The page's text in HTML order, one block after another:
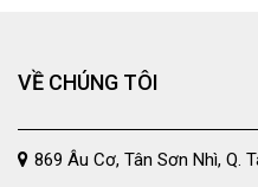
VỀ CHÚNG TÔI
869 Âu Cơ, Tân Sơn Nhì, Q.